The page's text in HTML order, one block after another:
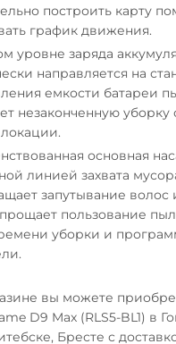
построить карту
график движения.
уровне заряда
направляется на
емкости батареи
незаконченную уборку
основная
линией захвата
запутывание волос
пользование
уборки и
вы можете
D9 Max (RLS5-BL1) в
Бресте с